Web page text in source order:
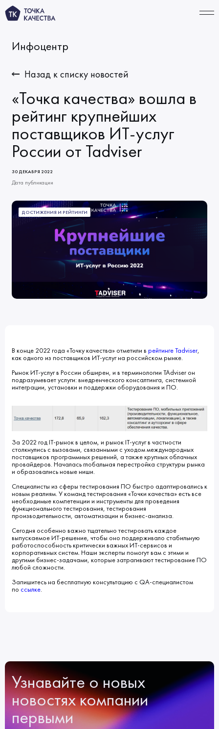
Тестирование ИИ‑продуктов
Функциональное тестирование
Тестирование производительности
Решения по качеству
Виды тестирования
КОМПАНИЯ
О нас
Миссия и ценности
Начало сотрудничества
Клиенты
Наши процессы
ТАРИФЫ
Новости
КАРЬЕРА
Развитие и карьерный рост
Инфоцентр
Назад к списку новостей
«Точка качества» вошла в
рейтинг крупнейших
поставщиков ИТ-услуг
России от Tadviser
30 ДЕКАБРЯ 2022
Дата публикации
ДОСТИЖЕНИЯ И РЕЙТИНГИ
В конце 2022 года «Точку качества» отметили в рейтинге Tadviser,
как одного из поставщиков ИТ-услуг на российском рынке.
Рынок ИТ-услуг в России обширен, и в терминологии TAdviser он
подразумевает услуги: внедренческого консалтинга, системной
интеграции, установки и поддержки оборудования и ПО.
За 2022 год IT-рынок в целом, и рынок IT-услуг в частности
столкнулись с вызовами, связанными с уходом международных
поставщиков программных решений, а также крупных облачных
провайдеров. Началась глобальная перестройка структуры рынка
и образовались новые ниши.
Специалисты из сферы тестирования ПО быстро адаптировались к
новым реалиям. У команд тестирования «Точки качества» есть все
необходимые компетенции и инструменты для проведения
функционального тестирования, тестирования
производительности, автоматизации и бизнес-анализа.
Сегодня особенно важно тщательно тестировать каждое
выпускаемое ИТ-решение, чтобы оно поддерживало стабильную
работоспособность критически важных ИТ-сервисов и
корпоративных систем. Наши эксперты помогут вам с этими и
другими бизнес-задачами, которые затрагивают тестирование ПО
любой сложности.
Запишитесь на бесплатную консультацию с QA-специалистом
по ссылке.
Узнавайте о новых
новостях компании
первыми